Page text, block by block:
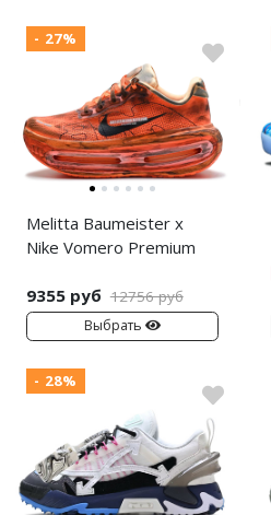
- 27%
Melitta Baumeister x
Nike Vomero Premium
9355 руб 12756 руб
Выбрать
- 28%